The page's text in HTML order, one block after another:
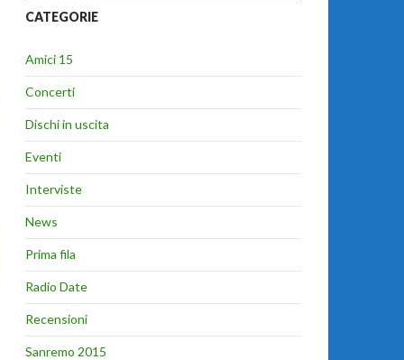
CATEGORIE
Amici 15
Concerti
Dischi in uscita
Eventi
Interviste
News
Prima fila
Radio Date
Recensioni
Sanremo 2015